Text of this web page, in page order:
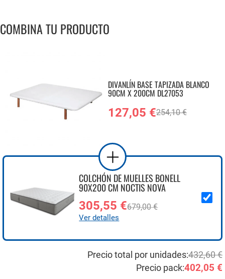
COMBINA TU PRODUCTO
DIVANLÍN BASE TAPIZADA BLANCO
90CM X 200CM DL27053
127,05 €254,10 €
COLCHÓN DE MUELLES BONELL
90X200 CM NOCTIS NOVA
305,55 €679,00 €
Ver detalles
Precio total por unidades:432,60 €
Precio pack:402,05 €